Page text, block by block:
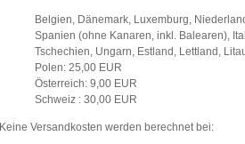
Belgien, Dänemark, Luxemburg,
Spanien (ohne Kanaren, inkl. Balearen),
Tschechien, Ungarn, Estland, Lettland,
Polen: 25,00 EUR
Österreich: 9,00 EUR
Schweiz : 30,00 EUR
Keine Versandkosten werden berechnet bei: